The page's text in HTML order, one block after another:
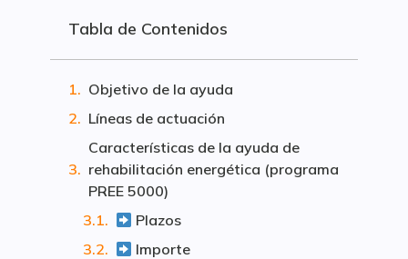
Tabla de Contenidos
Objetivo de la ayuda
Líneas de actuación
Características de la ayuda de
rehabilitación energética (programa
PREE 5000)
Plazos
Importe